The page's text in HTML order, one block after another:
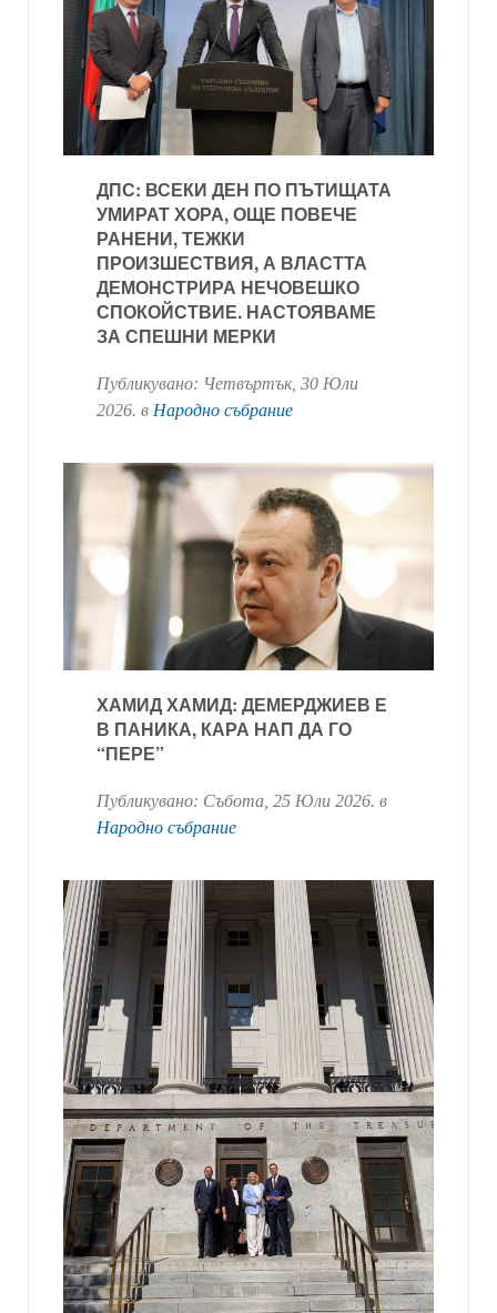
ДПС: ВСЕКИ ДЕН ПО ПЪТИЩАТА
УМИРАТ ХОРА, ОЩЕ ПОВЕЧЕ
РАНЕНИ, ТЕЖКИ
ПРОИЗШЕСТВИЯ, А ВЛАСТТА
ДЕМОНСТРИРА НЕЧОВЕШКО
СПОКОЙСТВИЕ. НАСТОЯВАМЕ
ЗА СПЕШНИ МЕРКИ
Публикувано: Четвъртък, 30 Юли
2026. в Народно събрание
ХАМИД ХАМИД: ДЕМЕРДЖИЕВ Е
В ПАНИКА, КАРА НАП ДА ГО
“ПЕРЕ”
Публикувано: Събота, 25 Юли 2026. в
Народно събрание